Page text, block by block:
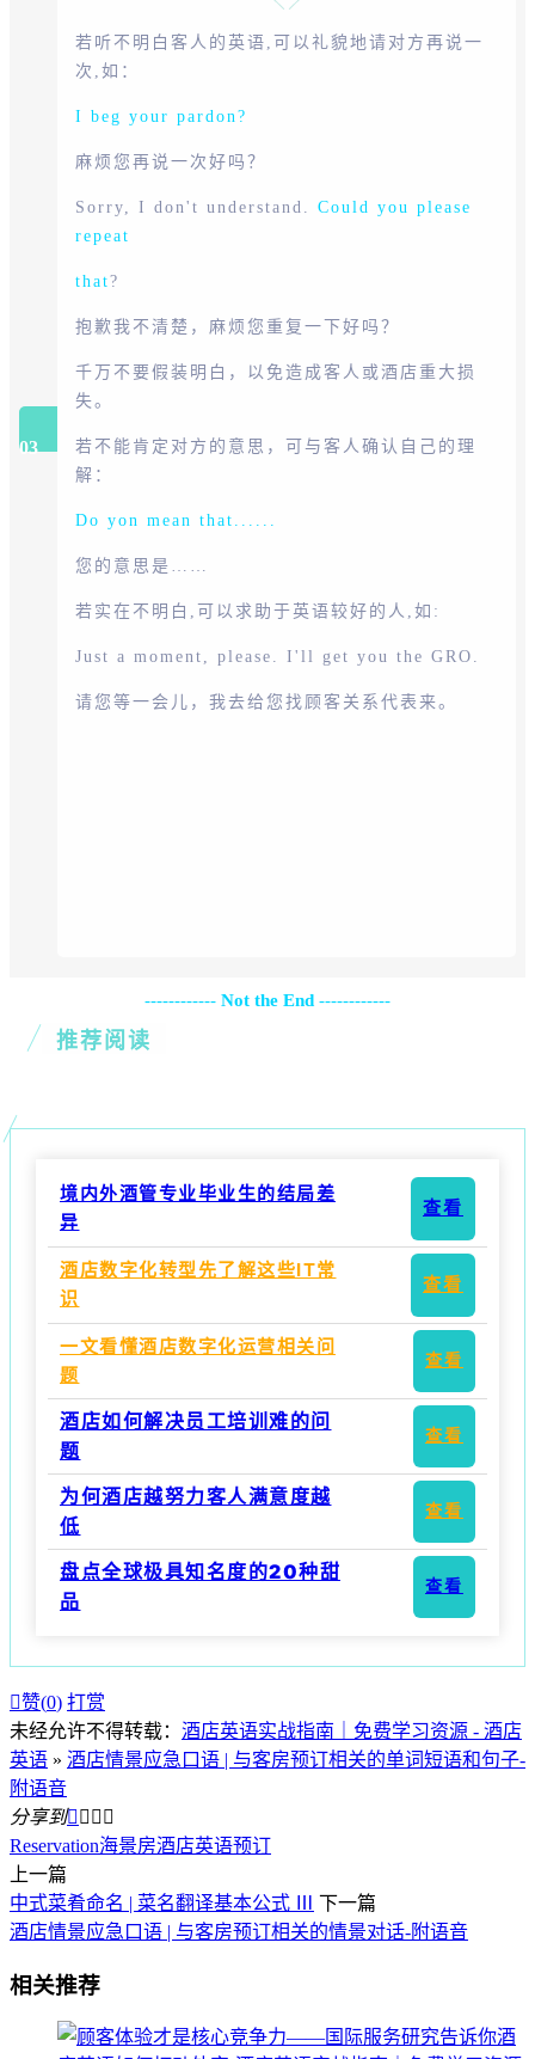
03
若听不明白客人的英语,可以礼貌地请对方再说一
次,如：
I beg your pardon?
麻烦您再说一次好吗？
Sorry, I don't understand. Could you please
repeat
that?
抱歉我不清楚，麻烦您重复一下好吗？
千万不要假装明白，以免造成客人或酒店重大损
失。
若不能肯定对方的意思，可与客人确认自己的理
解：
Do yon mean that......
您的意思是……
若实在不明白,可以求助于英语较好的人,如:
Just a moment, please. I'll get you the GRO.
请您等一会儿，我去给您找顾客关系代表来。
------------ Not the End ------------
推荐阅读
境内外酒管专业毕业生的结局差
异
查看
酒店数字化转型先了解这些IT常
识
查看
一文看懂酒店数字化运营相关问
题
查看
酒店如何解决员工培训难的问
题
查看
为何酒店越努力客人满意度越
低
查看
盘点全球极具知名度的20种甜
品
查看
赞(0) 打赏
未经允许不得转载： 酒店英语实战指南｜免费学习资源 - 酒店
英语 » 酒店情景应急口语 | 与客房预订相关的单词短语和句子-
附语音
分享到   
Reservation海景房酒店英语预订
上一篇
中式菜肴命名 | 菜名翻译基本公式 Ⅲ
下一篇
酒店情景应急口语 | 与客房预订相关的情景对话-附语音
相关推荐